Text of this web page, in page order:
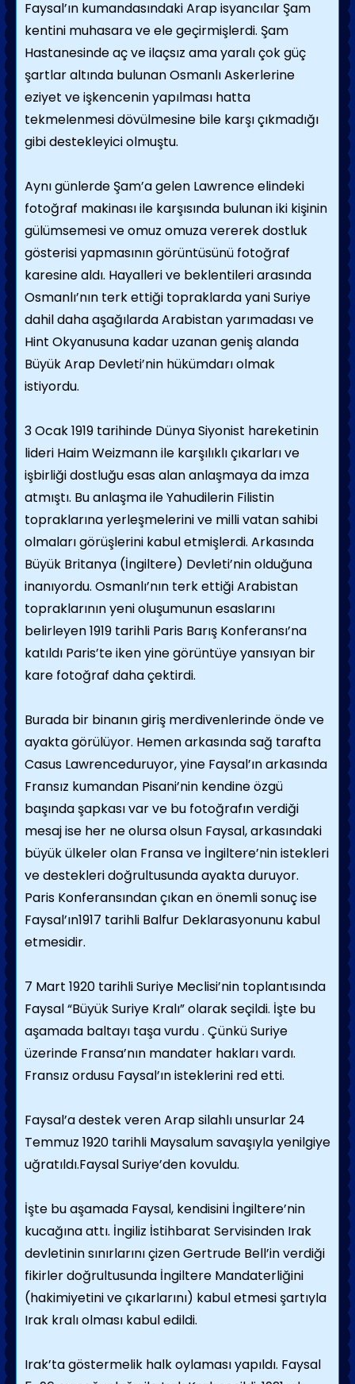
Faysal’ın kumandasındaki Arap isyancılar Şam
kentini muhasara ve ele geçirmişlerdi. Şam
Hastanesinde aç ve ilaçsız ama yaralı çok güç
şartlar altında bulunan Osmanlı Askerlerine
eziyet ve işkencenin yapılması hatta
tekmelenmesi dövülmesine bile karşı çıkmadığı
gibi destekleyici olmuştu.
Aynı günlerde Şam’a gelen Lawrence elindeki
fotoğraf makinası ile karşısında bulunan iki kişinin
gülümsemesi ve omuz omuza vererek dostluk
gösterisi yapmasının görüntüsünü fotoğraf
karesine aldı. Hayalleri ve beklentileri arasında
Osmanlı’nın terk ettiği topraklarda yani Suriye
dahil daha aşağılarda Arabistan yarımadası ve
Hint Okyanusuna kadar uzanan geniş alanda
Büyük Arap Devleti’nin hükümdarı olmak
istiyordu.
3 Ocak 1919 tarihinde Dünya Siyonist hareketinin
lideri Haim Weizmann ile karşılıklı çıkarları ve
işbirliği dostluğu esas alan anlaşmaya da imza
atmıştı. Bu anlaşma ile Yahudilerin Filistin
topraklarına yerleşmelerini ve milli vatan sahibi
olmaları görüşlerini kabul etmişlerdi. Arkasında
Büyük Britanya (İngiltere) Devleti’nin olduğuna
inanıyordu. Osmanlı’nın terk ettiği Arabistan
topraklarının yeni oluşumunun esaslarını
belirleyen 1919 tarihli Paris Barış Konferansı’na
katıldı Paris’te iken yine görüntüye yansıyan bir
kare fotoğraf daha çektirdi.
Burada bir binanın giriş merdivenlerinde önde ve
ayakta görülüyor. Hemen arkasında sağ tarafta
Casus Lawrenceduruyor, yine Faysal’ın arkasında
Fransız kumandan Pisani’nin kendine özgü
başında şapkası var ve bu fotoğrafın verdiği
mesaj ise her ne olursa olsun Faysal, arkasındaki
büyük ülkeler olan Fransa ve İngiltere’nin istekleri
ve destekleri doğrultusunda ayakta duruyor.
Paris Konferansından çıkan en önemli sonuç ise
Faysal’ın1917 tarihli Balfur Deklarasyonunu kabul
etmesidir.
7 Mart 1920 tarihli Suriye Meclisi’nin toplantısında
Faysal “Büyük Suriye Kralı” olarak seçildi. İşte bu
aşamada baltayı taşa vurdu . Çünkü Suriye
üzerinde Fransa’nın mandater hakları vardı.
Fransız ordusu Faysal’ın isteklerini red etti.
Faysal’a destek veren Arap silahlı unsurlar 24
Temmuz 1920 tarihli Maysalum savaşıyla yenilgiye
uğratıldı.Faysal Suriye’den kovuldu.
İşte bu aşamada Faysal, kendisini İngiltere’nin
kucağına attı. İngiliz İstihbarat Servisinden Irak
devletinin sınırlarını çizen Gertrude Bell’in verdiği
fikirler doğrultusunda İngiltere Mandaterliğini
(hakimiyetini ve çıkarlarını) kabul etmesi şartıyla
Irak kralı olması kabul edildi.
Irak’ta göstermelik halk oylaması yapıldı. Faysal